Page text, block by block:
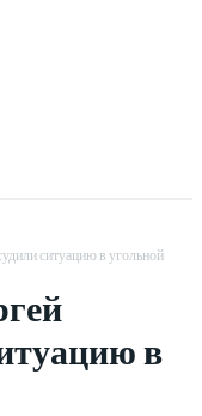
ситуацию в угольной
в